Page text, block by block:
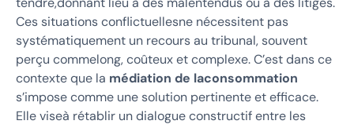
Ces situations conflictuellesne nécessitent pas
systématiquement un recours au tribunal, souvent
perçu commelong, coûteux et complexe. C’est dans ce
contexte que la médiation de laconsommation
s’impose comme une solution pertinente et efficace.
Elle viseà rétablir un dialogue constructif entre les